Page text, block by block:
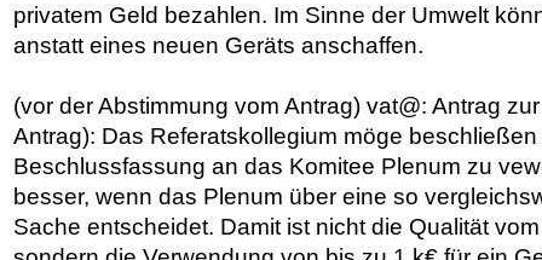
privatem Geld bezahlen. Im Sinne der Umwelt
anstatt eines neuen Geräts anschaffen.
(vor der Abstimmung vom Antrag) vat@: Antrag
Antrag): Das Referatskollegium möge
Beschlussfassung an das Komitee Plenum zu
besser, wenn das Plenum über eine so
Sache entscheidet. Damit ist nicht die Qualität